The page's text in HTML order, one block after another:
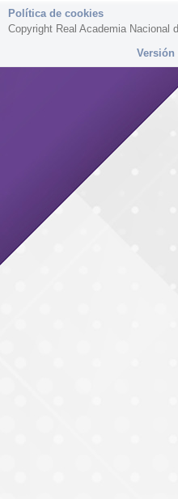
Política de cookies
Copyright Real Academia Nacional